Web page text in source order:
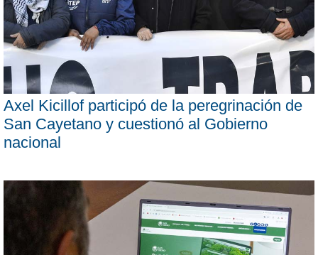
Axel Kicillof participó de la peregrinación de
San Cayetano y cuestionó al Gobierno
nacional